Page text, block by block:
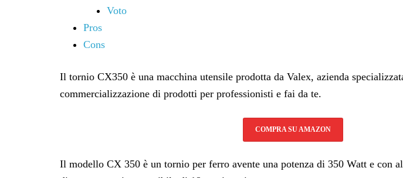
Voto
Pros
Cons
Il tornio CX350 è una macchina utensile prodotta da Valex, azienda
commercializzazione di prodotti per professionisti e fai da te.
COMPRA SU AMAZON
Il modello CX 350 è un tornio per ferro avente una potenza di 350 Watt e con